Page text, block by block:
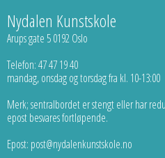
Nydalen Kunstskole
Arups gate 5 0192 Oslo
Telefon: 47 47 19 40
mandag, onsdag og torsdag fra kl. 10-13:00
Merk; sentralbordet er stengt eller har
epost besvares fortløpende.
Epost: post@nydalenkunstskole.no